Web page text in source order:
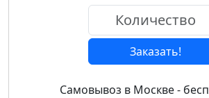
Заказать!
Самовывоз в Москве -